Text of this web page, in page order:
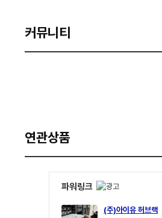
커뮤니티
연관상품
파워링크
(주)아이유 허브랙